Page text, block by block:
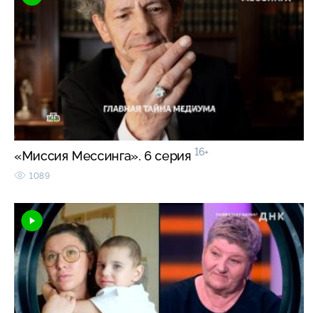
«Миссия Мессинга». 6 серия 16+
1089